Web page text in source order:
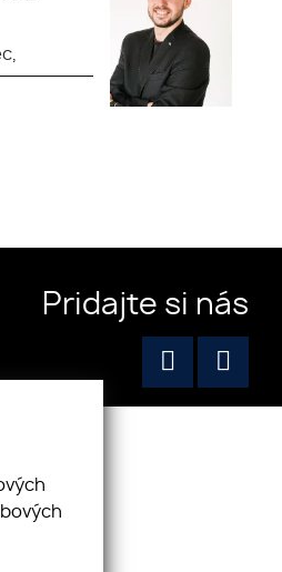
Pridajte si nás